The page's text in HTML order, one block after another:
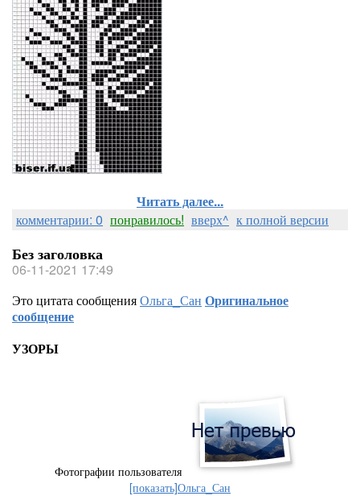
Читать далее...
комментарии: 0 понравилось! вверх^ к полной версии
Без заголовка
06-11-2021 17:49
Это цитата сообщенияОльга_Сан Оригинальное
сообщение
УЗОРЫ
Фотографии пользователя
[показать]Ольга_Сан